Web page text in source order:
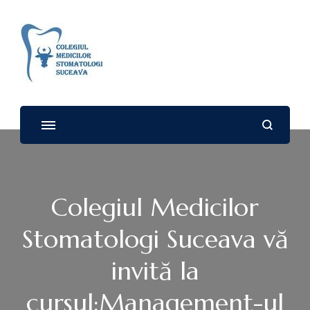
Stomatologi – SUCEAVA
Colegiul Medicilor
Stomatologi Suceava vă
invită la
cursul:Management-ul